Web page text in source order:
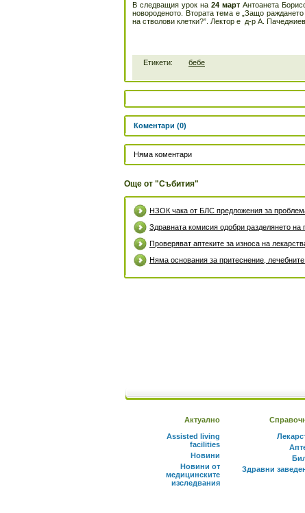
В следващия урок на 24 март Антоанета
новороденото. Втората тема е „Защо
на стволови клетки?”. Лектор е д-р А.
Етикети: бебе
Коментари (0)
Няма коментари
Още от "Събития"
НЗОК чака от БЛС предложения за
Здравната комисия одобри разделянето
Проверяват аптеките за износа на
Няма основания за притеснение,
Актуално
Assisted living
facilities
Новини
Новини от
медицинските
изследвания
Здравни